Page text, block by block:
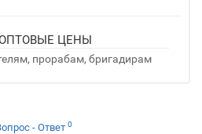
ЦЕНЫ
прорабам, бригадирам
- Ответ 0